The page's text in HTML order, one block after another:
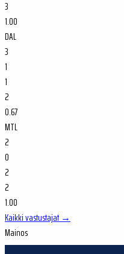
3
1.00
DAL
3
1
1
2
0.67
MTL
2
0
2
2
1.00
Kaikki vastustajat →
Mainos